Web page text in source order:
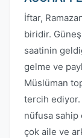
İftar,
biridir.
saatinin
gelme ve
Müslüman
tercih
nüfusa sahip
çok aile ve